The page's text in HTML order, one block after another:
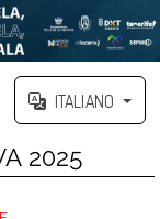
ITALIANO
2025